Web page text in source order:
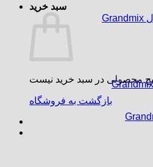
سبد خرید
بازگشت به فروشگاه